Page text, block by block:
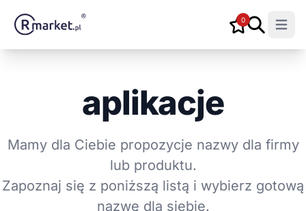
0
Open
aplikacje
Mamy dla Ciebie propozycje nazwy dla firmy
lub produktu.
Zapoznaj się z poniższą listą i wybierz gotową
nazwę dla siebie.